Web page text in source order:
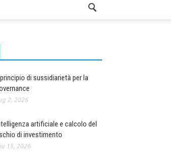
Il principio di sussidiarietà per la
2, 2026
artificiale e calcolo del
di investimento
15, 2026